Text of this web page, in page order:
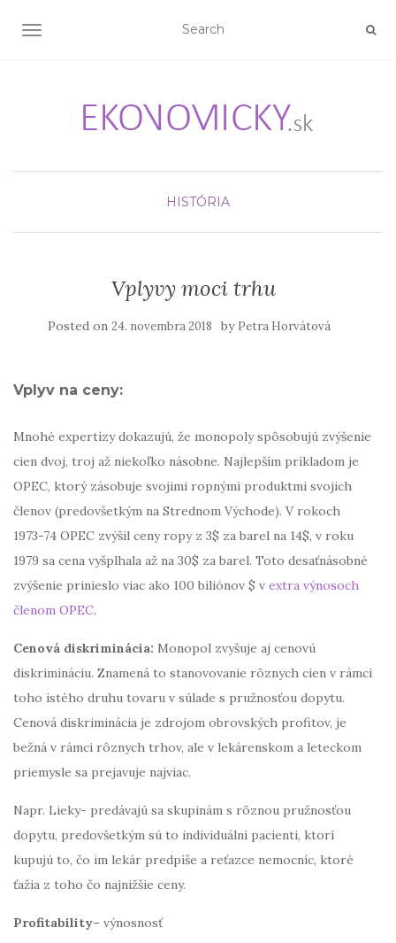
TOGGLE NAVIGATION
HISTÓRIA
Vplyvy moci trhu
Posted on 24. novembra 2018 by Petra Horvátová
Vplyv na ceny:
Mnohé expertízy dokazujú, že monopoly spôsobujú zvýšenie
cien dvoj, troj až niekoľko násobne. Najlepším príkladom je
OPEC, ktorý zásobuje svojimi ropnými produktmi svojich
členov (predovšetkým na Strednom Východe). V rokoch
1973-74 OPEC zvýšil ceny ropy z 3$ za barel na 14$, v roku
1979 sa cena vyšplhala až na 30$ za barel. Toto desaťnásobné
zvýšenie prinieslo viac ako 100 biliónov $ v extra výnosoch
členom OPEC.
Cenová diskriminácia: Monopol zvyšuje aj cenovú
diskrimináciu. Znamená to stanovovanie rôznych cien v rámci
toho istého druhu tovaru v súlade s pružnosťou dopytu.
Cenová diskriminácia je zdrojom obrovských profitov, je
bežná v rámci rôznych trhov, ale v lekárenskom a leteckom
priemysle sa prejavuje najviac.
Napr. Lieky- predávajú sa skupinám s rôznou pružnosťou
dopytu, predovšetkým sú to individuálni pacienti, ktorí
kupujú to, čo im lekár predpíše a reťazce nemocníc, ktoré
ťažia z toho čo najnižšie ceny.
Profitability– výnosnosť